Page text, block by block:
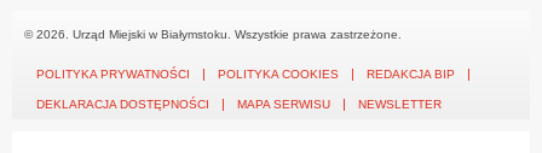
© 2026. Urząd Miejski w Białymstoku. Wszystkie prawa zastrzeżone.
POLITYKA PRYWATNOŚCI POLITYKA COOKIES REDAKCJA BIP
DEKLARACJA DOSTĘPNOŚCI MAPA SERWISU NEWSLETTER